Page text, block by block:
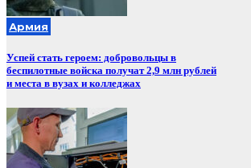
Армия
Успей стать героем: добровольцы в
беспилотные войска получат 2,9 млн рублей
и места в вузах и колледжах